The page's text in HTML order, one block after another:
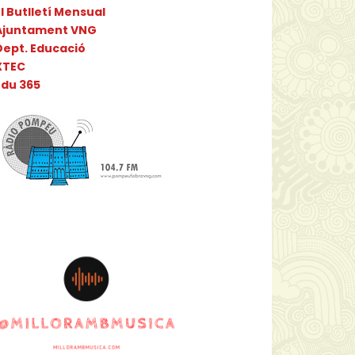
Butlletí Mensual
VNG
Educació
365